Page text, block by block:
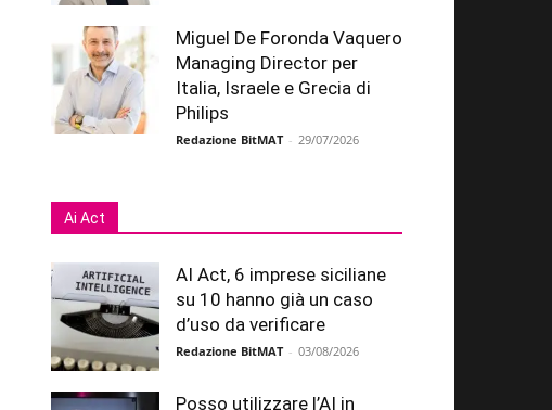
Miguel De Foronda Vaquero
Managing Director per
Italia, Israele e Grecia di
Philips
Redazione BitMAT - 29/07/2026
Ai Act
AI Act, 6 imprese siciliane
su 10 hanno già un caso
d’uso da verificare
Redazione BitMAT - 03/08/2026
Posso utilizzare l’AI in